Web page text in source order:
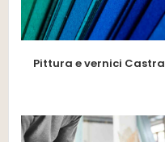
Pittura e vernici Castra